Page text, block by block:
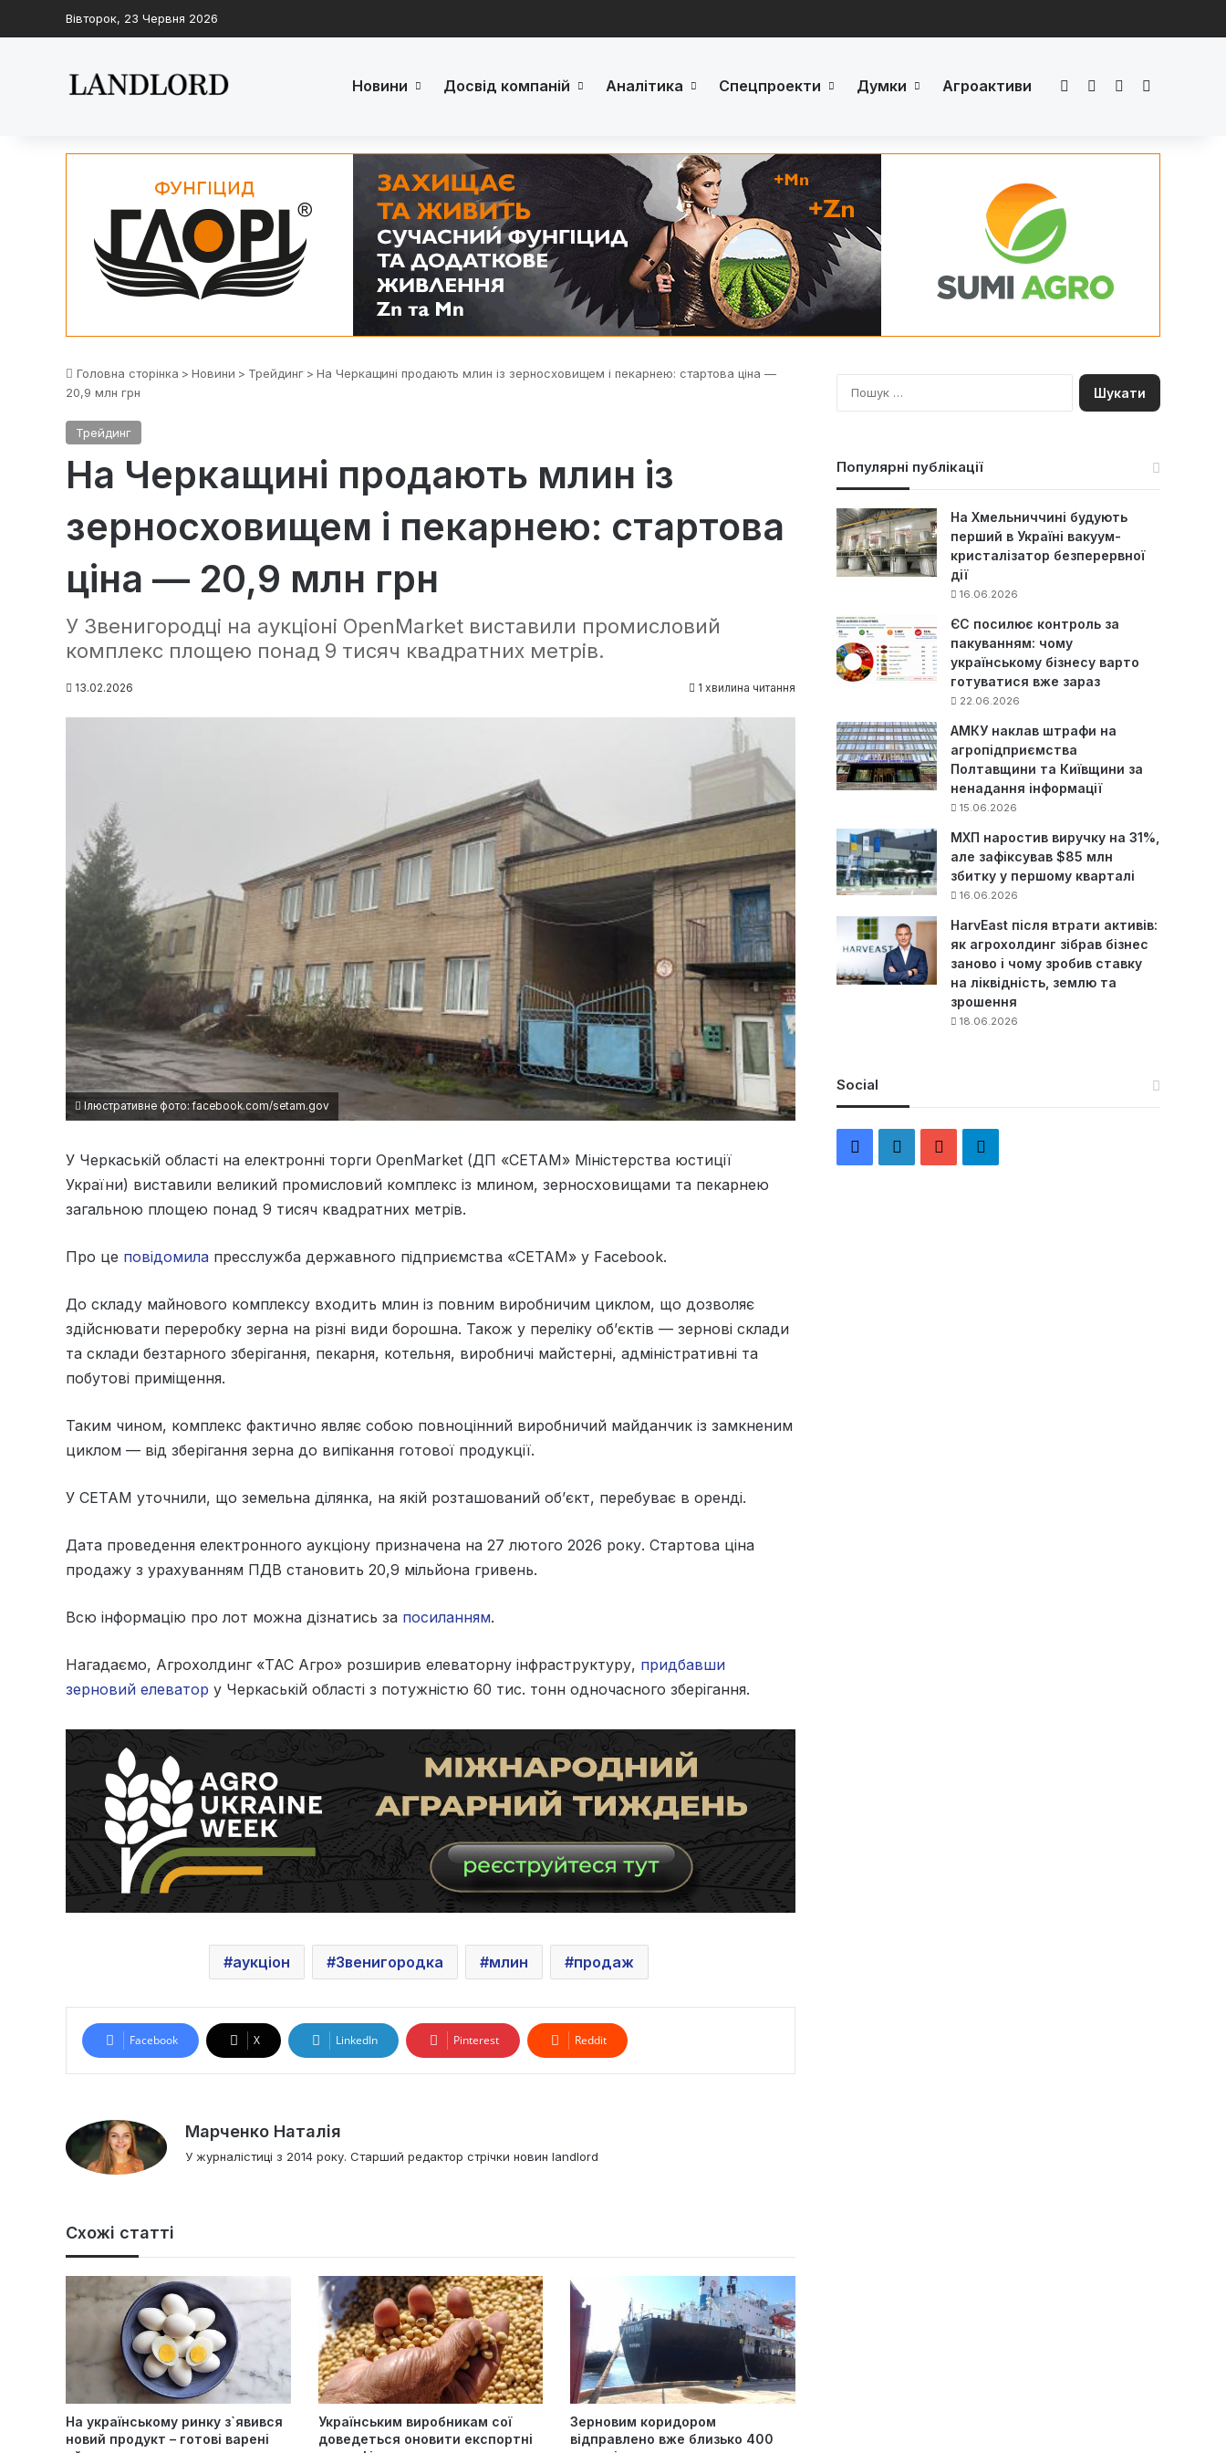
Вівторок, 23 Червня 2026
Новини Досвід компаній Аналітика Спецпроекти Думки Агроактиви FacebookLinkedInYouTube
Головна сторінка > Новини > Трейдинг > На Черкащині продають млин із зерносховищем і пекарнею: стартова ціна —
20,9 млн грн
Трейдинг
На Черкащині продають млин із
зерносховищем і пекарнею: стартова
ціна — 20,9 млн грн
У Звенигородці на аукціоні OpenMarket виставили промисловий
комплекс площею понад 9 тисяч квадратних метрів.
13.02.2026 1 хвилина читання
Ілюстративне фото: facebook.com/setam.gov
У Черкаській області на електронні торги OpenMarket (ДП «СЕТАМ» Міністерства юстиції
України) виставили великий промисловий комплекс із млином, зерносховищами та пекарнею
загальною площею понад 9 тисяч квадратних метрів.
Про це повідомила пресслужба державного підприємства «СЕТАМ» у Facebook.
До складу майнового комплексу входить млин із повним виробничим циклом, що дозволяє
здійснювати переробку зерна на різні види борошна. Також у переліку об’єктів — зернові склади
та склади безтарного зберігання, пекарня, котельня, виробничі майстерні, адміністративні та
побутові приміщення.
Таким чином, комплекс фактично являє собою повноцінний виробничий майданчик із замкненим
циклом — від зберігання зерна до випікання готової продукції.
У СЕТАМ уточнили, що земельна ділянка, на якій розташований об’єкт, перебуває в оренді.
Дата проведення електронного аукціону призначена на 27 лютого 2026 року. Стартова ціна
продажу з урахуванням ПДВ становить 20,9 мільйона гривень.
Всю інформацію про лот можна дізнатись за посиланням.
Нагадаємо, Агрохолдинг «ТАС Агро» розширив елеваторну інфраструктуру, придбавши
зерновий елеватор у Черкаській області з потужністю 60 тис. тонн одночасного зберігання.
аукціон Звенигородка млин продаж
Facebook X LinkedIn Pinterest Reddit
Марченко Наталія
У журналістиці з 2014 року. Старший редактор стрічки новин landlord
Схожі статті
На українському ринку з`явився
новий продукт – готові варені
Українським виробникам сої
доведеться оновити експортні
Зерновим коридором
відправлено вже близько 400
П
о
Популярні публікації
На Хмельниччині будують
перший в Україні вакуум-
кристалізатор безперервної
дії
16.06.2026
ЄС посилює контроль за
пакуванням: чому
українському бізнесу варто
готуватися вже зараз
22.06.2026
АМКУ наклав штрафи на
агропідприємства
Полтавщини та Київщини за
ненадання інформації
15.06.2026
МХП наростив виручку на 31%,
але зафіксував $85 млн
збитку у першому кварталі
16.06.2026
HarvEast після втрати активів:
як агрохолдинг зібрав бізнес
заново і чому зробив ставку
на ліквідність, землю та
зрошення
18.06.2026
Social